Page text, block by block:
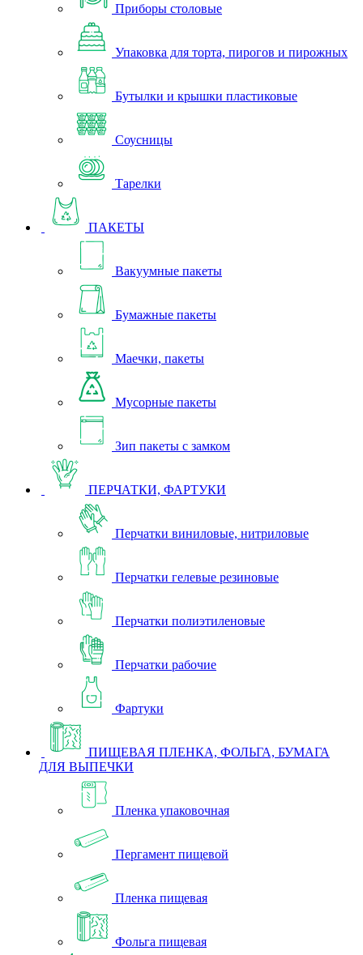
Приборы столовые
Упаковка для торта, пирогов и пирожных
Бутылки и крышки пластиковые
Соусницы
Тарелки
ПАКЕТЫ
Вакуумные пакеты
Бумажные пакеты
Маечки, пакеты
Мусорные пакеты
Зип пакеты с замком
ПЕРЧАТКИ, ФАРТУКИ
Перчатки виниловые, нитриловые
Перчатки гелевые резиновые
Перчатки полиэтиленовые
Перчатки рабочие
Фартуки
ПИЩЕВАЯ ПЛЕНКА, ФОЛЬГА, БУМАГА
ДЛЯ ВЫПЕЧКИ
Пленка упаковочная
Пергамент пищевой
Пленка пищевая
Фольга пищевая